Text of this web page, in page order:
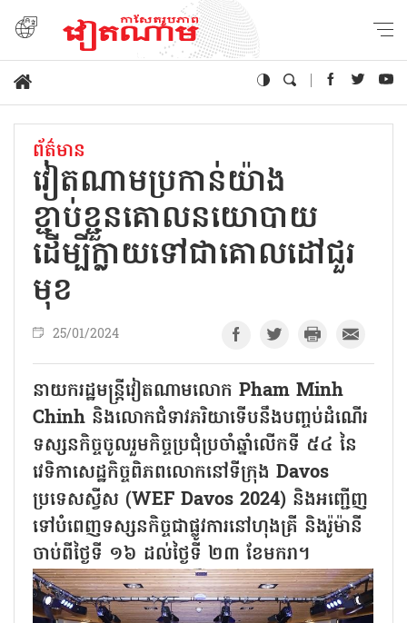
ព័ត៌មាន
វៀតណាមប្រកាន់យ៉ាង
ខ្ជាប់ខ្ជួនគោលនយោបាយ
ដើម្បីក្លាយទៅជាគោលដៅជួរ
មុខ
25/01/2024
នាយករដ្ឋមន្ត្រីវៀតណាមលោក Pham Minh
Chinh និងលោកជំទាវភរិយាទើបនឹងបញ្ចប់ដំណើរ
ទស្សនកិច្ចចូលរួមកិច្ចប្រជុំប្រចាំឆ្នាំលើកទី ៥៤ នៃ
វេទិកាសេដ្ឋកិច្ចពិភពលោកនៅទីក្រុង Davos
ប្រទេសស្វីស (WEF Davos 2024) និងអញ្ជើញ
ទៅបំពេញទស្សនកិច្ចជាផ្លូវការនៅហុងគ្រី និងរ៉ូម៉ានី
ចាប់ពីថ្ងៃទី ១៦ ដល់ថ្ងៃទី ២៣ ខែមករា។